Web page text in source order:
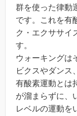
群を使った律動
です。これを有
ク・エクササイ
す。
ウォーキングは
ビクスやダンス
有酸素運動とは
が溜まらずに、
レベルの運動を